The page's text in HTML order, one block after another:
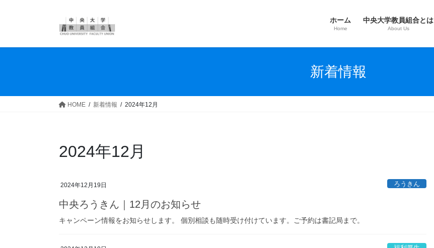
ホーム
Home
中央大学教員組合とは
About Us
新着情報
HOME 新着情報 2024年12月
2024年12月
2024年12月19日 ろうきん
中央ろうきん｜12月のお知らせ
キャンペーン情報をお知らせします。 個別相談も随時受け付けています。ご予約は書記局まで。